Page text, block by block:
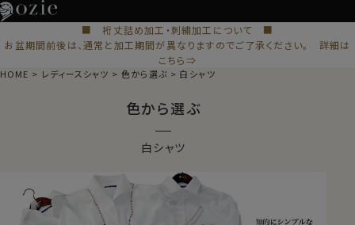
■ 裄丈詰め加工・刺繍加工について ■
お盆期間前後は、通常と加工期間が異なりますのでご了承ください。 詳細は
こちら⇒
HOME レディースシャツ 色から選ぶ 白シャツ
色から選ぶ
白シャツ